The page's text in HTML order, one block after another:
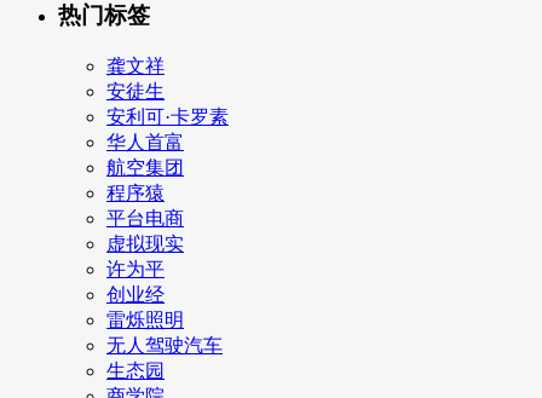
热门标签
龚文祥
安徒生
安利可·卡罗素
华人首富
航空集团
程序猿
平台电商
虚拟现实
许为平
创业经
雷烁照明
无人驾驶汽车
生态园